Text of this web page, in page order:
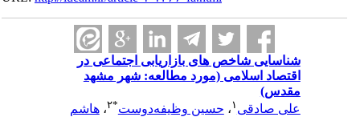
شناسایی شاخص ‎های بازاریابی اجتماعی در
اقتصاد اسلامی (مورد مطالعه: شهر مشهد
مقدس)
علی صادقی ،حسین وظیفه‌دوست* ۲،هاشم